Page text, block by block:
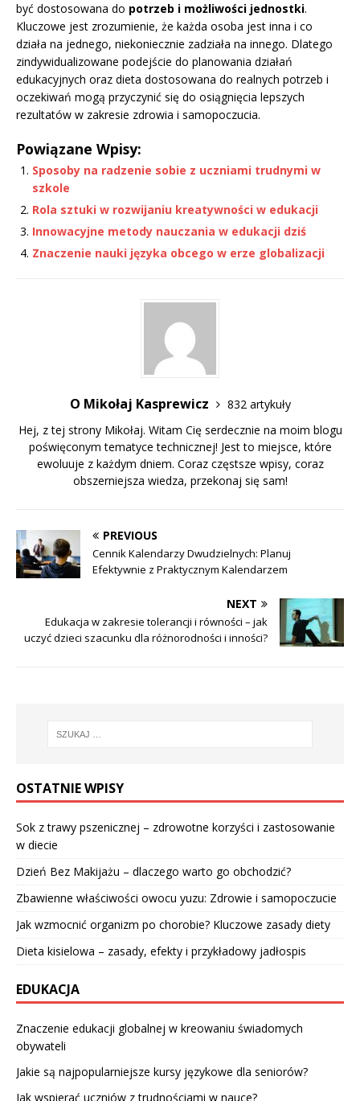
być dostosowana do potrzeb i możliwości jednostki.
Kluczowe jest zrozumienie, że każda osoba jest inna i co
działa na jednego, niekoniecznie zadziała na innego. Dlatego
zindywidualizowane podejście do planowania działań
edukacyjnych oraz dieta dostosowana do realnych potrzeb i
oczekiwań mogą przyczynić się do osiągnięcia lepszych
rezultatów w zakresie zdrowia i samopoczucia.
Powiązane Wpisy:
Sposoby na radzenie sobie z uczniami trudnymi w
szkole
Rola sztuki w rozwijaniu kreatywności w edukacji
Innowacyjne metody nauczania w edukacji dziś
Znaczenie nauki języka obcego w erze globalizacji
O Mikołaj Kasprewicz
832 artykuły
Hej, z tej strony Mikołaj. Witam Cię serdecznie na moim blogu
poświęconym tematyce technicznej! Jest to miejsce, które
ewoluuje z każdym dniem. Coraz częstsze wpisy, coraz
obszerniejsza wiedza, przekonaj się sam!
PREVIOUS
Cennik Kalendarzy Dwudzielnych: Planuj
Efektywnie z Praktycznym Kalendarzem
NEXT
Edukacja w zakresie tolerancji i równości – jak
uczyć dzieci szacunku dla różnorodności i inności?
OSTATNIE WPISY
Sok z trawy pszenicznej – zdrowotne korzyści i zastosowanie
w diecie
Dzień Bez Makijażu – dlaczego warto go obchodzić?
Zbawienne właściwości owocu yuzu: Zdrowie i samopoczucie
Jak wzmocnić organizm po chorobie? Kluczowe zasady diety
Dieta kisielowa – zasady, efekty i przykładowy jadłospis
EDUKACJA
Znaczenie edukacji globalnej w kreowaniu świadomych
obywateli
Jakie są najpopularniejsze kursy językowe dla seniorów?
Jak wspierać uczniów z trudnościami w nauce?